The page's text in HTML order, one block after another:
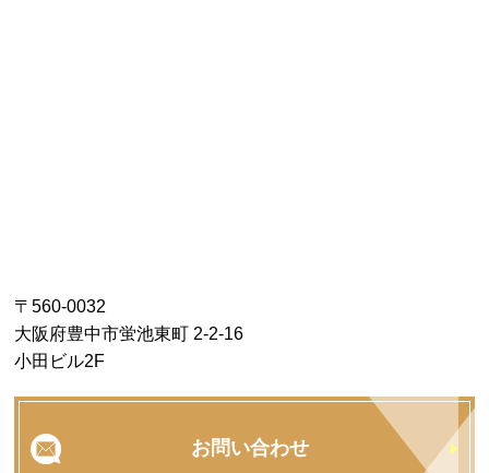
〒560-0032
大阪府豊中市蛍池東町 2-2-16
小田ビル2F
お問い合わせ